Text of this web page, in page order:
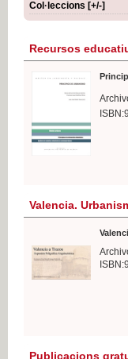
Col·leccions [+/-]
Recursos
Valencia.
Publicacions